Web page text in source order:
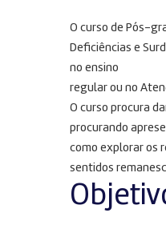
O curso de Pós-
Deficiências e
no ensino
regular ou no
O curso procura
procurando
como explorar os
sentidos